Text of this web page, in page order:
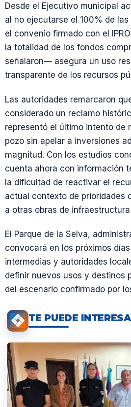
Desde el Ejecutivo municipal
al no ejecutarse el 100% de
el convenio firmado con el
la totalidad de los fondos
señalaron— asegura un uso
transparente de los recursos
Las autoridades remarcaron
considerado un reclamo
representó el último intento de
pozo sin apelar a inversiones
magnitud. Con los estudios
cuenta ahora con información
la dificultad de reactivar el
actual contexto de prioridades
a otras obras de
El Parque de la Selva,
convocará en los próximos
intermedias y autoridades
definir nuevos usos y destinos
del escenario confirmado por
TE PUEDE